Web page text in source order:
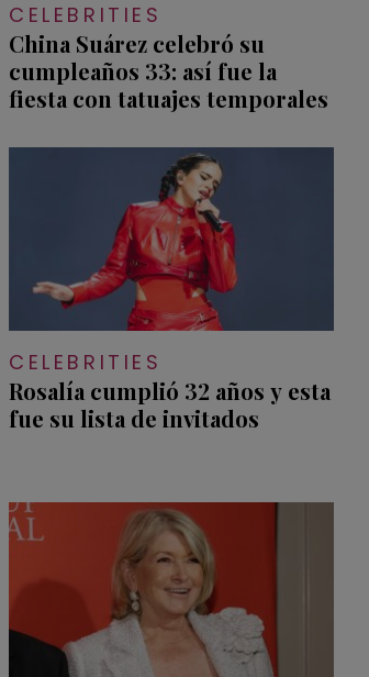
CELEBRITIES
China Suárez celebró su
cumpleaños 33: así fue la
fiesta con tatuajes temporales
CELEBRITIES
Rosalía cumplió 32 años y esta
fue su lista de invitados